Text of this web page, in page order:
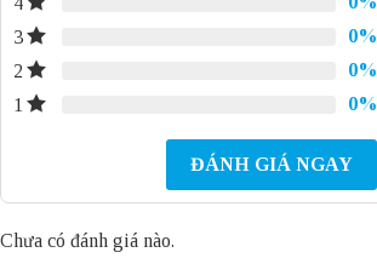
3
0%
2
0%
1
0%
ĐÁNH GIÁ NGAY
Chưa có đánh giá nào.